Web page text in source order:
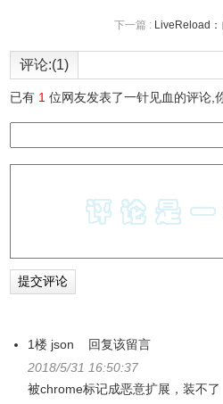
下一篇 : LiveReload
评论:(1)
已有 1 位网友发表了一针见血的评论,
1楼 json
回复该留言
2018/5/31 16:50:37
被chrome标记成恶意扩展，装不了